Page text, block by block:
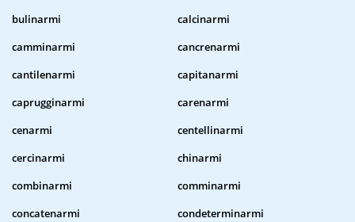
bulinarmi
calcinarmi
camminarmi
cancrenarmi
cantilenarmi
capitanarmi
caprugginarmi
carenarmi
cenarmi
centellinarmi
cercinarmi
chinarmi
combinarmi
comminarmi
concatenarmi
condeterminarmi